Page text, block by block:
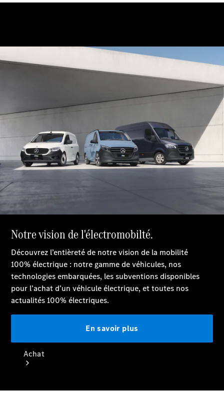
Configurez
véhicule
neuf en
Véhicules
particuliers
Configurez votre
Trouvez un véhicule
Achat